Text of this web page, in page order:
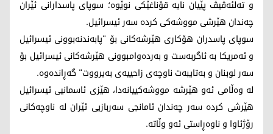
و تەلئەڤیڤ پێیان نایە قۆناغێکی نوێوە؛ سوپای پاسدارانی ئێران
چەندان هێرشی مووشەکی کردە سەر ئیسرائیل.
سوپای پاسدران هۆکاری هێرشەکانی بۆ "پابەندنەبوونی ئیسرائیل
و ئەمریکا بە ئاگربەست و بەردەوامبوونی هێرشەکانی ئیسرائیل بۆ
سەر لوبنان و بەتایبەت ناوچەی زاحییەی بەیرووت" گەڕاندەوە.
لە وەڵامی ئەو هێرشە مووشەکییانەدا، هێزی ئاسمانیی ئیسرائیل
هێرشی کردە سەر چەندان ئامانجی سەربازیی ئێران لە ناوچەکانی
رۆژئاوا و ناوەڕاستی ئەو وڵاتە.